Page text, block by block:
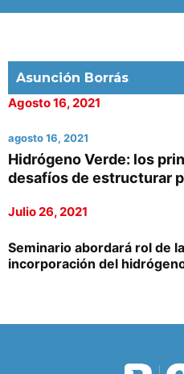
Asunción Borrás
Agosto 16, 2021
agosto 16, 2021
Hidrógeno Verde: los
desafíos de estructurar
Julio 26, 2021
Seminario abordará rol de
incorporación del